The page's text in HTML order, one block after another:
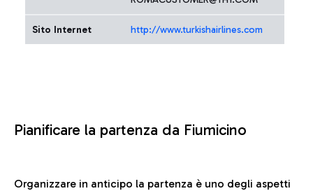
Sito Internet http://www.turkishairlines.com
Pianificare la partenza da Fiumicino
Organizzare in anticipo la partenza è uno degli aspetti